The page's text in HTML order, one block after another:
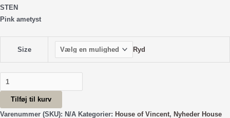
STEN
Pink ametyst
Size Ryd
Moonlit
Secret
Ring
-
Tilføj til kurv
Varenummer (SKU): N/A Kategorier: House of Vincent, Nyheder House